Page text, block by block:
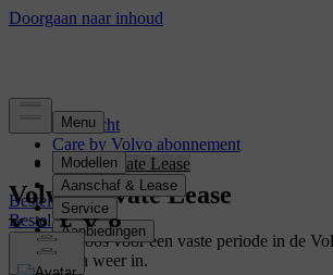
Overzicht
Care by Volvo abonnement
Volvo Private Lease
Bestel hier
Bestel hier
Volvo Private Lease
Rijd zorgeloos voor een vaste periode in de
hem daarna weer in.